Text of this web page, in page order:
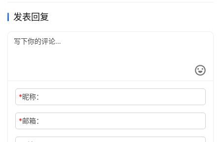
最小次数。只计算农夫去对岸的次数，回程时…
发表回复
*昵称：
*邮箱：